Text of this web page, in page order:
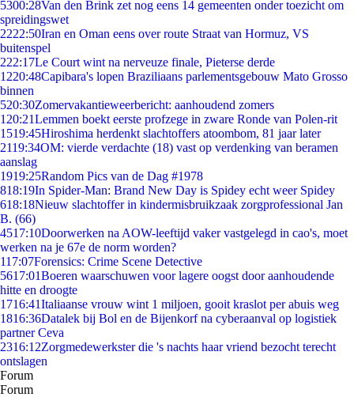
5300:28Van den Brink zet nog eens 14 gemeenten onder toezicht om
spreidingswet
2222:50Iran en Oman eens over route Straat van Hormuz, VS
buitenspel
222:17Le Court wint na nerveuze finale, Pieterse derde
1220:48Capibara's lopen Braziliaans parlementsgebouw Mato Grosso
binnen
520:30Zomervakantieweerbericht: aanhoudend zomers
1 20:21Lemmen boekt eerste profzege in zware Ronde van Polen-rit
1519:45Hiroshima herdenkt slachtoffers atoombom, 81 jaar later
2119:34OM: vierde verdachte (18) vast op verdenking van beramen
aanslag
1919:25Random Pics van de Dag #1978
818:19In Spider-Man: Brand New Day is Spidey echt weer Spidey
618:18Nieuw slachtoffer in kindermisbruikzaak zorgprofessional Jan
B. (66)
4517:10Doorwerken na AOW-leeftijd vaker vastgelegd in cao's, moet
werken na je 67e de norm worden?
117:07Forensics: Crime Scene Detective
5617:01Boeren waarschuwen voor lagere oogst door aanhoudende
hitte en droogte
1716:41Italiaanse vrouw wint 1 miljoen, gooit kraslot per abuis weg
1816:36Datalek bij Bol en de Bijenkorf na cyberaanval op logistiek
partner Ceva
2316:12Zorgmedewerkster die 's nachts haar vriend bezocht terecht
ontslagen
Forum
Forum